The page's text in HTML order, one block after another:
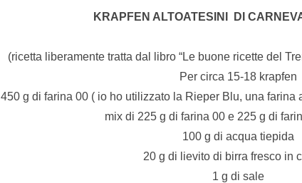
KRAPFEN ALTOATESINI DI
(ricetta liberamente tratta dal libro “Le buone ricette del
Per circa 15-18 krapfen
450 g di farina 00 ( io ho utilizzato la Rieper Blu, una farina
mix di 225 g di farina 00 e 225 g di
100 g di acqua tiepida
20 g di lievito di birra fresco in
1 g di sale